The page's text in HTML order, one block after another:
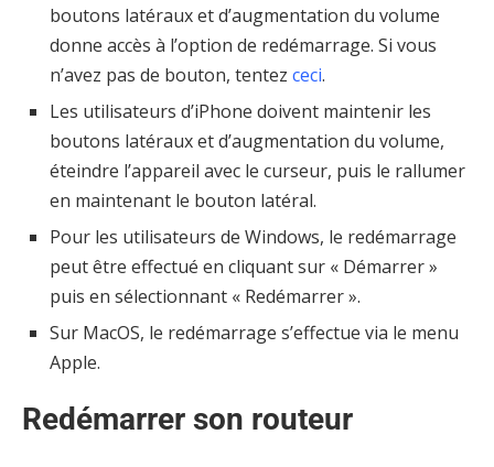
boutons latéraux et d’augmentation du volume
donne accès à l’option de redémarrage. Si vous
n’avez pas de bouton, tentez ceci.
Les utilisateurs d’iPhone doivent maintenir les
boutons latéraux et d’augmentation du volume,
éteindre l’appareil avec le curseur, puis le rallumer
en maintenant le bouton latéral.
Pour les utilisateurs de Windows, le redémarrage
peut être effectué en cliquant sur « Démarrer »
puis en sélectionnant « Redémarrer ».
Sur MacOS, le redémarrage s’effectue via le menu
Apple.
Redémarrer son routeur